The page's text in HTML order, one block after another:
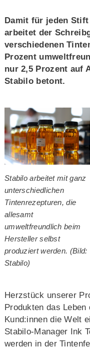
Damit für jeden
arbeitet der
verschiedenen
Prozent
nur 2,5 Prozent auf
Stabilo betont.
Stabilo arbeitet mit ganz
unterschiedlichen
Tintenrezepturen, die
allesamt
umweltfreundlich beim
Hersteller selbst
produziert werden. (Bild:
Stabilo)
Herzstück unserer
Produkten das
Kund:innen die Welt
Stabilo-Manager Ink
werden in der